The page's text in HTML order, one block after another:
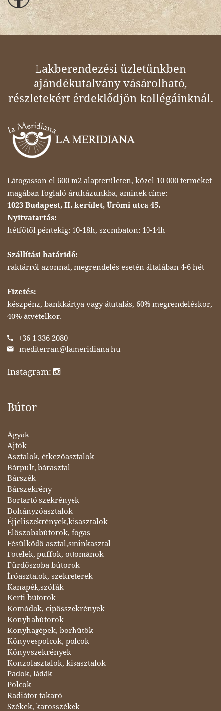
Lakberendezési üzletünkben
ajándékutalvány vásárolható,
részletekért érdeklődjön kollégáinknál.
Látogasson el 600 m2 alapterületen, közel 10 000 terméket
magában foglaló áruházunkba, aminek címe:
1023 Budapest, II. kerület, Ürömi utca 45.
Nyitvatartás:
hétfőtől péntekig: 10-18h, szombaton: 10-14h
Szállítási határidő:
raktárról azonnal, megrendelés esetén általában 4-6 hét
Fizetés:
készpénz, bankkártya vagy átutalás, 60% megrendeléskor,
40% átvételkor.
+36 1 336 2080
mediterran@lameridiana.hu
Instagram:
Bútor
Ágyak
Ajtók
Asztalok, étkezőasztalok
Bárpult, bárasztal
Bárszék
Bárszekrény
Bortartó szekrények
Dohányzóasztalok
Éjjeliszekrények,kisasztalok
Előszobabútorok, fogas
Fésülködő asztal,sminkasztal
Fotelek, puffok, ottománok
Fürdőszoba bútorok
Íróasztalok, szekreterek
Kanapék,szófák
Kerti bútorok
Komódok, cipősszekrények
Konyhabútorok
Konyhagépek, borhűtők
Könyvespolcok, polcok
Könyvszekrények
Konzolasztalok, kisasztalok
Padok, ládák
Polcok
Radiátor takaró
Székek, karosszékek